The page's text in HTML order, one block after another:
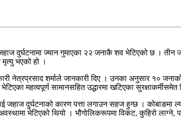
दुर्घटनामा ज्यान गुमाएका २२ जनाकै शव भेटिएको छ ।
मृत्यु भएको हो ।
नेत्रप्रसाद शर्माले जानकारी दिए । उनका अनुसार १०
महत्वपूर्ण सामानसहित उद्धारमा खटिएका सुरक्षाकर्मीसमेत
दुर्घटनाको कारण पत्ता लगाउन सहज हुन्छ । कोबाङमा
भेटिएको थियो । भौगोलिकरूपमा विकट, कुहिरो